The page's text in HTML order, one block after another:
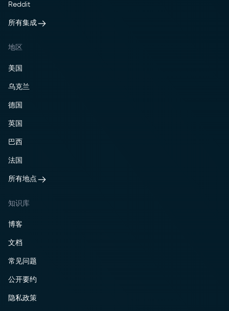
Reddit
所有集成
地区
美国
乌克兰
德国
英国
巴西
法国
所有地点
知识库
博客
文档
常见问题
公开要约
隐私政策